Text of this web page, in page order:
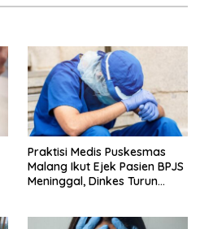
Praktisi Medis Puskesmas
Malang Ikut Ejek Pasien BPJS
Meninggal, Dinkes Turun